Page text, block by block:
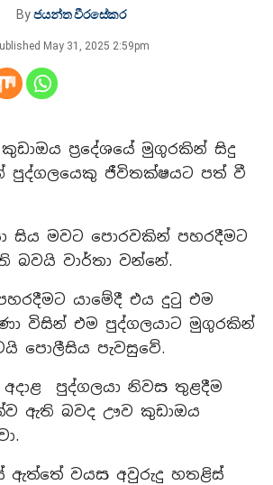
Byජයන්ත වීරසේකර
May 31, 2025 2:59pm
ප්‍රදේශයේ මුගුරකින් සිදු
පුද්ගලයෙකු ජීවිතක්ෂයට පත් වී
සිය මවට පොරවකින් පහරදීමට
බවයි වාර්තා වන්නේ.
යාමේදී එය දුටු එම
විසින් එම පුද්ගලයාට මුගුරකින්
පොලීසිය පැවසුවේ.
පුද්ගලයා නිවස තුළදීම
ඇති බවද ඌව කුඩාඔය
ඇත්තේ වයස අවුරුදු හතළිස්